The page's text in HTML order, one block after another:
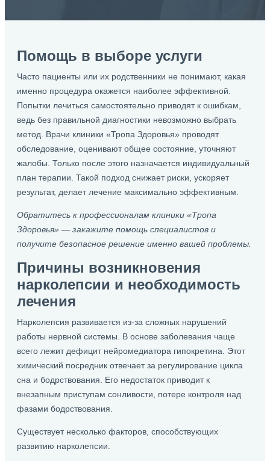
Помощь в выборе услуги
Часто пациенты или их родственники не понимают, какая
именно процедура окажется наиболее эффективной.
Попытки лечиться самостоятельно приводят к ошибкам,
ведь без правильной диагностики невозможно выбрать
метод. Врачи клиники «Тропа Здоровья» проводят
обследование, оценивают общее состояние, уточняют
жалобы. Только после этого назначается индивидуальный
план терапии. Такой подход снижает риски, ускоряет
результат, делает лечение максимально эффективным.
Обратитесь к профессионалам клиники «Тропа
Здоровья» — закажите помощь специалистов и
получите безопасное решение именно вашей проблемы.
Причины возникновения
нарколепсии и необходимость
лечения
Нарколепсия развивается из-за сложных нарушений
работы нервной системы. В основе заболевания чаще
всего лежит дефицит нейромедиатора гипокретина. Этот
химический посредник отвечает за регулирование цикла
сна и бодрствования. Его недостаток приводит к
внезапным приступам сонливости, потере контроля над
фазами бодрствования.
Существует несколько факторов, способствующих
развитию нарколепсии.